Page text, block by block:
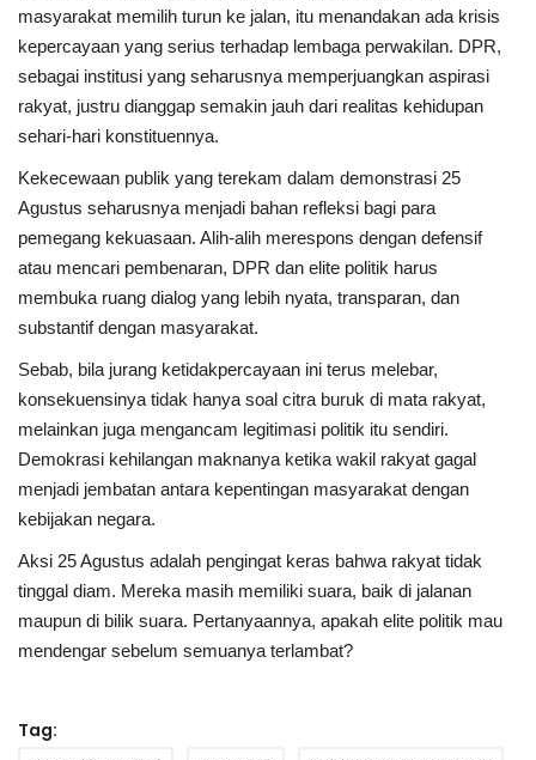
masyarakat memilih turun ke jalan, itu menandakan ada krisis
kepercayaan yang serius terhadap lembaga perwakilan. DPR,
sebagai institusi yang seharusnya memperjuangkan aspirasi
rakyat, justru dianggap semakin jauh dari realitas kehidupan
sehari-hari konstituennya.
Kekecewaan publik yang terekam dalam demonstrasi 25
Agustus seharusnya menjadi bahan refleksi bagi para
pemegang kekuasaan. Alih-alih merespons dengan defensif
atau mencari pembenaran, DPR dan elite politik harus
membuka ruang dialog yang lebih nyata, transparan, dan
substantif dengan masyarakat.
Sebab, bila jurang ketidakpercayaan ini terus melebar,
konsekuensinya tidak hanya soal citra buruk di mata rakyat,
melainkan juga mengancam legitimasi politik itu sendiri.
Demokrasi kehilangan maknanya ketika wakil rakyat gagal
menjadi jembatan antara kepentingan masyarakat dengan
kebijakan negara.
Aksi 25 Agustus adalah pengingat keras bahwa rakyat tidak
tinggal diam. Mereka masih memiliki suara, baik di jalanan
maupun di bilik suara. Pertanyaannya, apakah elite politik mau
mendengar sebelum semuanya terlambat?
Tag: